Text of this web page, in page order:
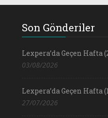
Son Gönderiler
Lexpera’da Geçen Hafta
03/08/2026
Lexpera’da Geçen Hafta
27/07/2026